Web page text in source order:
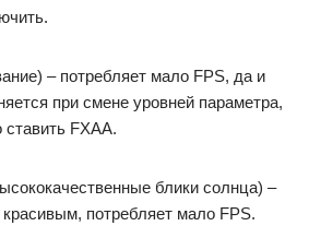
– потребляет мало FPS, да и
при смене уровней параметра,
FXAA.
блики солнца) –
потребляет мало FPS.